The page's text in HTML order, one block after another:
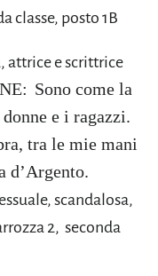
classe, posto 1B
attrice e scrittrice
Sono come la
e i ragazzi.
tra le mie mani
d’Argento.
scandalosa,
2, seconda